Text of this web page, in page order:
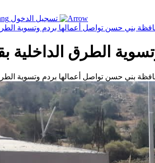
تسجيل الدخول
بني حسن تواصل أعمالها بردم وتسوية
الطرق الداخلية
بني حسن تواصل أعمالها بردم وتسوية